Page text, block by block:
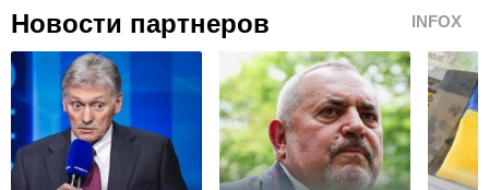
Новости партнеров INFOX